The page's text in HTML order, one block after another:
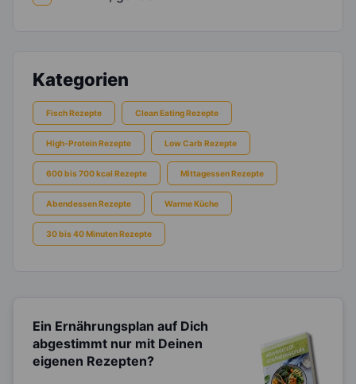
Kategorien
Fisch Rezepte Clean Eating Rezepte
High-Protein Rezepte Low Carb Rezepte
600 bis 700 kcal Rezepte Mittagessen Rezepte
Abendessen Rezepte Warme Küche
30 bis 40 Minuten Rezepte
Ein Ernährungsplan auf Dich
abgestimmt nur mit Deinen
eigenen Rezepten?